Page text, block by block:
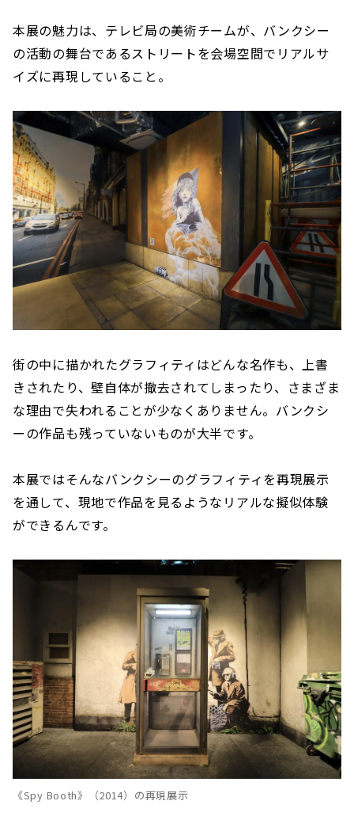
本展の魅力は、テレビ局の美術チームが、バンクシー
の活動の舞台であるストリートを会場空間でリアルサ
イズに再現していること。
街の中に描かれたグラフィティはどんな名作も、上書
きされたり、壁自体が撤去されてしまったり、さまざま
な理由で失われることが少なくありません。バンクシ
ーの作品も残っていないものが大半です。
本展ではそんなバンクシーのグラフィティを再現展示
を通して、現地で作品を見るようなリアルな擬似体験
ができるんです。
《Spy Booth》（2014）の再現展示